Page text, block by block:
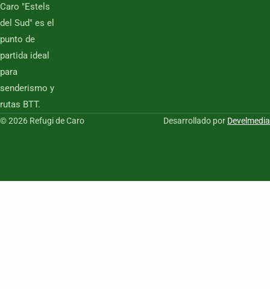
Caro "Estels
del Sud" es el
punto de
partida ideal
para
senderismo y
rutas BTT.
© 2026 Refugi de Caro Desarrollado por Develmedia